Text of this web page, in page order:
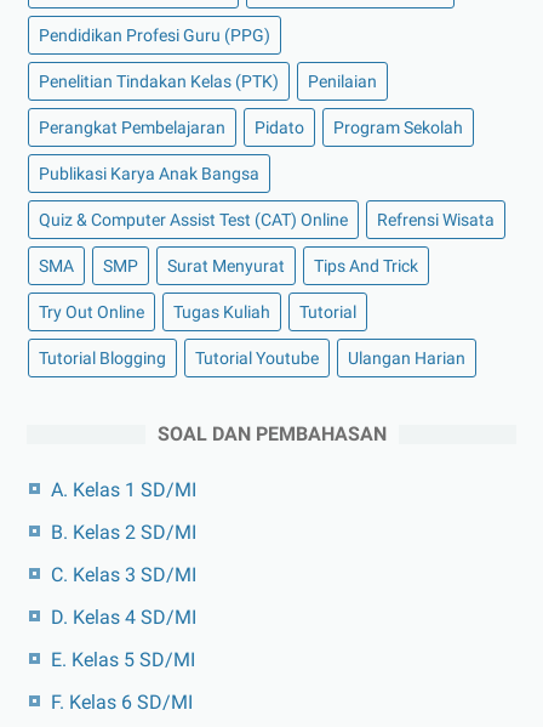
Pendidikan Profesi Guru (PPG)
Penelitian Tindakan Kelas (PTK) Penilaian
Perangkat Pembelajaran Pidato Program Sekolah
Publikasi Karya Anak Bangsa
Quiz & Computer Assist Test (CAT) Online Refrensi Wisata
SMA SMP Surat Menyurat Tips And Trick
Try Out Online Tugas Kuliah Tutorial
Tutorial Blogging Tutorial Youtube Ulangan Harian
SOAL DAN PEMBAHASAN
A. Kelas 1 SD/MI
B. Kelas 2 SD/MI
C. Kelas 3 SD/MI
D. Kelas 4 SD/MI
E. Kelas 5 SD/MI
F. Kelas 6 SD/MI